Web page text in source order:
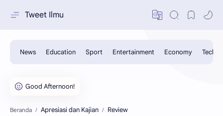
Tweet Ilmu
Beranda Apresiasi dan Kajian Review